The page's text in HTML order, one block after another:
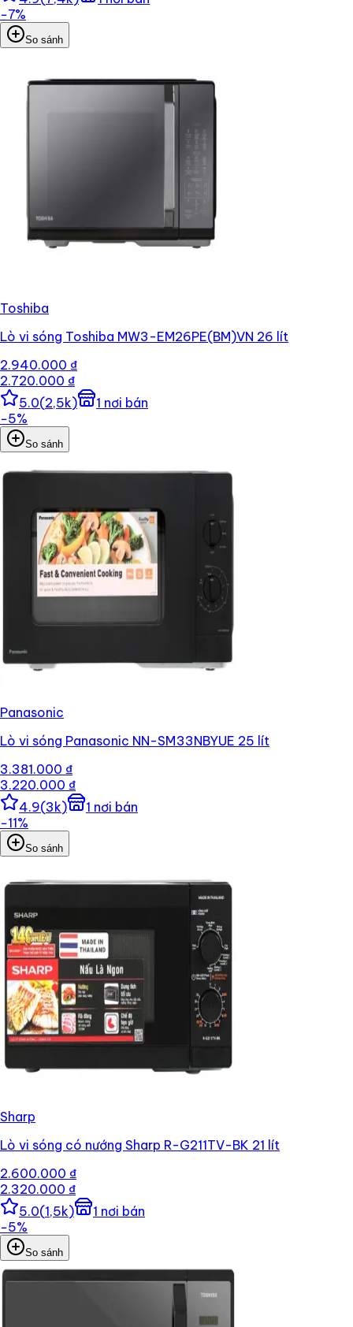
−7%
So sánh
Toshiba
Lò vi sóng Toshiba MW3-EM26PE(BM)VN 26 lít
2.940.000 ₫
2.720.000 ₫
5.0(2,5k) 1 nơi bán
−5%
So sánh
Panasonic
Lò vi sóng Panasonic NN-SM33NBYUE 25 lít
3.381.000 ₫
3.220.000 ₫
4.9(3k) 1 nơi bán
−11%
So sánh
Sharp
Lò vi sóng có nướng Sharp R-G211TV-BK 21 lít
2.600.000 ₫
2.320.000 ₫
5.0(1,5k) 1 nơi bán
−5%
So sánh